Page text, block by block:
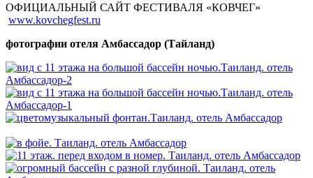
ОФИЦИАЛЬНЫЙ САЙТ ФЕСТИВАЛЯ «КОВЧЕГ»
www.kovchegfest.ru
фотографии отеля Амбассадор (Тайланд)